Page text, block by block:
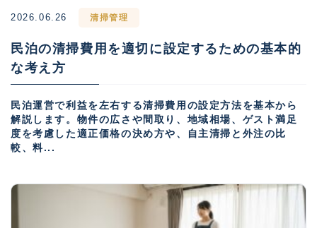
2026.06.26 清掃管理
民泊の清掃費用を適切に設定するための基本的
な考え方
民泊運営で利益を左右する清掃費用の設定方法を基本から
解説します。物件の広さや間取り、地域相場、ゲスト満足
度を考慮した適正価格の決め方や、自主清掃と外注の比
較、料...